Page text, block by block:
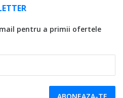
pentru a primii ofertele